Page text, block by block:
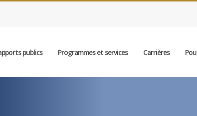
publics Programmes et services Carrières